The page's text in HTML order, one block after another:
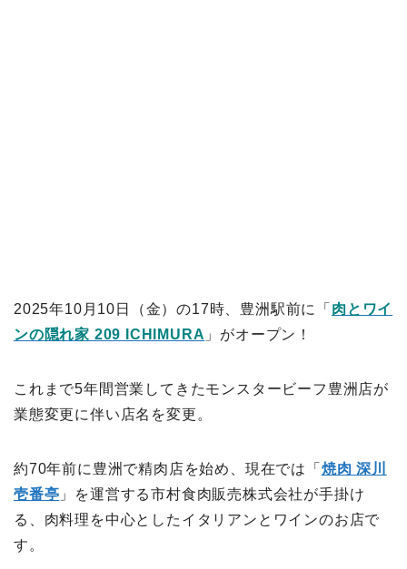
2025年10月10日（金）の17時、豊洲駅前に「 肉とワイ
ンの隠れ家 209 ICHIMURA 」がオープン！
これまで5年間営業してきたモンスタービーフ豊洲店が
業態変更に伴い店名を変更。
約70年前に豊洲で精肉店を始め、現在では「 焼肉 深川
壱番亭 」を運営する市村食肉販売株式会社が手掛け
る、肉料理を中心としたイタリアンとワインのお店で
す。